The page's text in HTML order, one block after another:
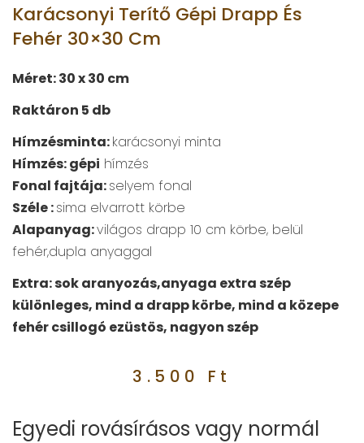
Karácsonyi Terítő Gépi Drapp És
Fehér 30×30 Cm
Méret: 30 x 30 cm
Raktáron 5 db
Hímzésminta:karácsonyi minta
Hímzés: gépi hímzés
Fonal fajtája:selyem fonal
Széle :sima elvarrott körbe
Alapanyag:világos drapp 10 cm körbe, belül
fehér,dupla anyaggal
Extra: sok aranyozás,anyaga extra szép
különleges, mind a drapp körbe, mind a közepe
fehér csillogó ezüstös, nagyon szép
3.500 Ft
Egyedi rovásírásos vagy normál